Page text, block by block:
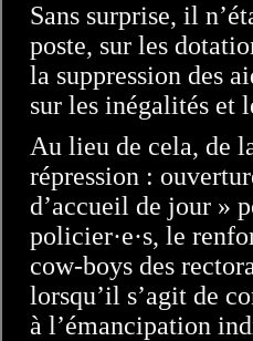
Sans surprise, il
poste, sur les
la suppression des
sur les inégalités et
Au lieu de cela, de
répression :
d’accueil de jour »
policier·e·s, le
cow-boys des
lorsqu’il s’agit de
à l’émancipation